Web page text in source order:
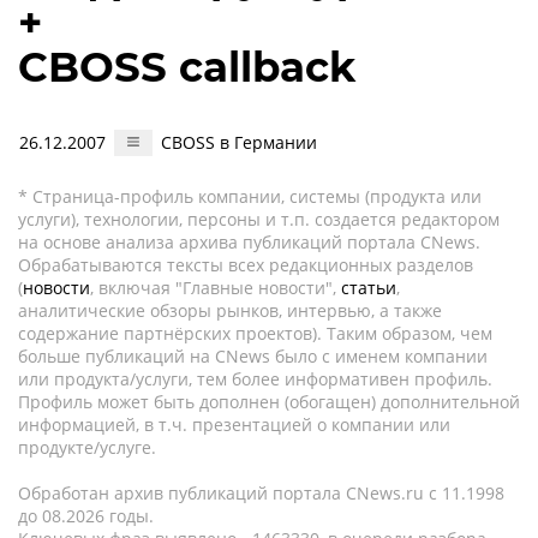
+
CBOSS callback
26.12.2007 CBOSS в Германии
* Страница-профиль компании, системы (продукта или
услуги), технологии, персоны и т.п. создается редактором
на основе анализа архива публикаций портала CNews.
Обрабатываются тексты всех редакционных разделов
(новости, включая "Главные новости", статьи,
аналитические обзоры рынков, интервью, а также
содержание партнёрских проектов). Таким образом, чем
больше публикаций на CNews было с именем компании
или продукта/услуги, тем более информативен профиль.
Профиль может быть дополнен (обогащен) дополнительной
информацией, в т.ч. презентацией о компании или
продукте/услуге.
Обработан архив публикаций портала CNews.ru c 11.1998
до 08.2026 годы.